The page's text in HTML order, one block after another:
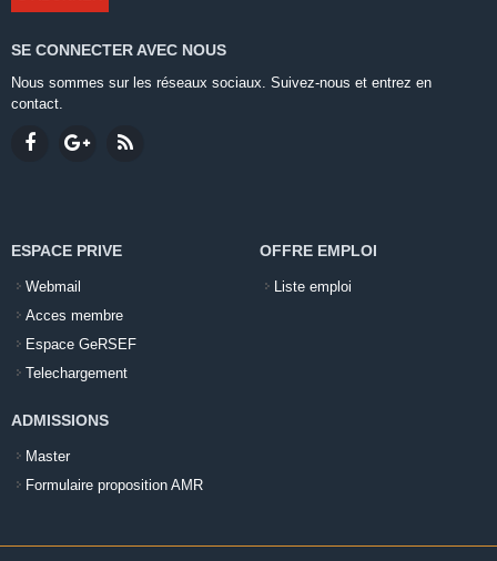
SE CONNECTER AVEC NOUS
Nous sommes sur les réseaux sociaux. Suivez-nous et entrez en
contact.
ESPACE PRIVE
Webmail
Acces membre
Espace GeRSEF
Telechargement
OFFRE EMPLOI
Liste emploi
ADMISSIONS
Master
Formulaire proposition AMR